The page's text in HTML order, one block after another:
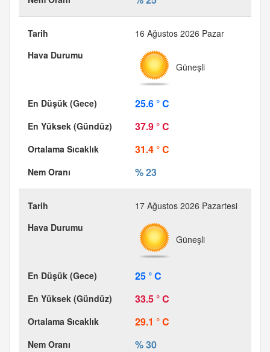
16 Ağustos 2026 Pazar
Güneşli
25.6 ° C
37.9 ° C
31.4 ° C
% 23
17 Ağustos 2026 Pazartesi
Güneşli
25 ° C
33.5 ° C
29.1 ° C
% 30